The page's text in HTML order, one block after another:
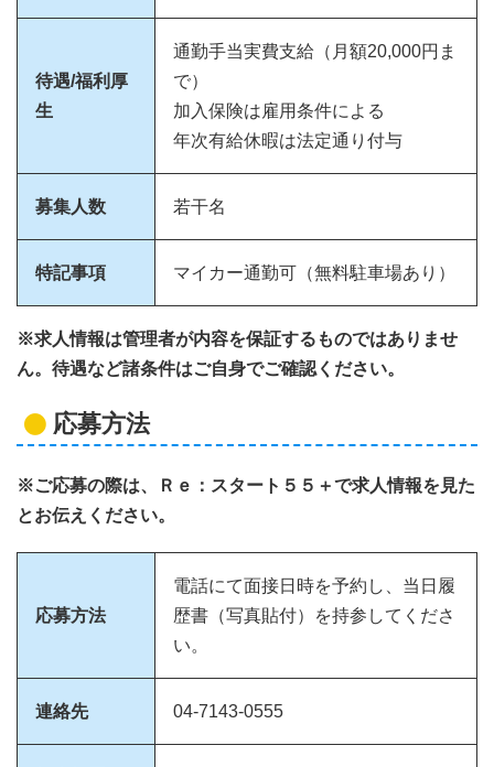
待遇/福利厚
生
通勤手当実費支給（月額20,000円ま
で）
加入保険は雇用条件による
年次有給休暇は法定通り付与
募集人数 若干名
特記事項 マイカー通勤可（無料駐車場あり）
※求人情報は管理者が内容を保証するものではありませ
ん。待遇など諸条件はご自身でご確認ください。
応募方法
※ご応募の際は、Ｒｅ：スタート５５＋で求人情報を見た
とお伝えください。
応募方法
電話にて面接日時を予約し、当日履
歴書（写真貼付）を持参してくださ
い。
連絡先 04-7143-0555